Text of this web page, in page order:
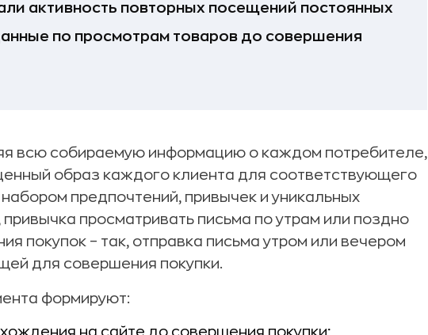
активность повторных посещений постоянных
по просмотрам товаров до совершения
всю собираемую информацию о каждом потребителе,
образ каждого клиента для соответствующего
предпочтений, привычек и уникальных
просматривать письма по утрам или поздно
покупок – так, отправка письма утром или вечером
для совершения покупки.
формируют:
на сайте до совершения покупки;